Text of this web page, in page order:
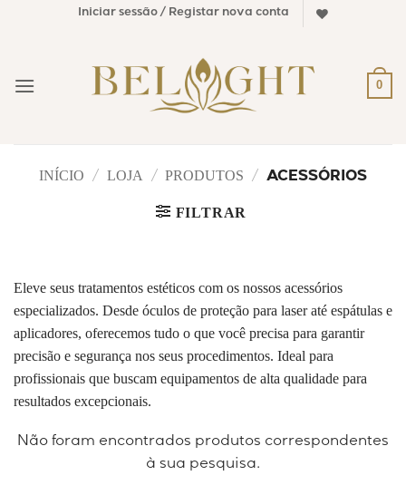
Iniciar sessão / Registar nova conta
0
INÍCIO / LOJA / PRODUTOS / ACESSÓRIOS
FILTRAR
Eleve seus tratamentos estéticos com os nossos acessórios
especializados. Desde óculos de proteção para laser até espátulas e
aplicadores, oferecemos tudo o que você precisa para garantir
precisão e segurança nos seus procedimentos. Ideal para
profissionais que buscam equipamentos de alta qualidade para
resultados excepcionais.
Não foram encontrados produtos correspondentes
à sua pesquisa.